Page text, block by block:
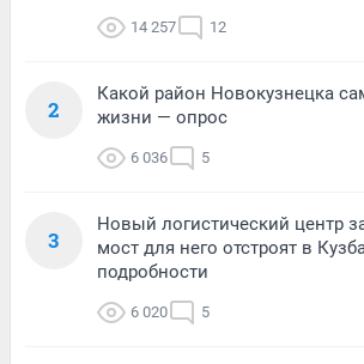
14 257 12
2
Какой район Новокузнецка
жизни — опрос
6 036 5
3
Новый логистический центр
мост для него отстроят в
подробности
6 020 5